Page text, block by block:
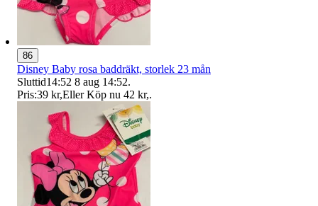
86
Disney Baby rosa baddräkt, storlek 23 mån
Sluttid14:52 8 aug 14:52.
Pris:39 kr,Eller Köp nu 42 kr,.